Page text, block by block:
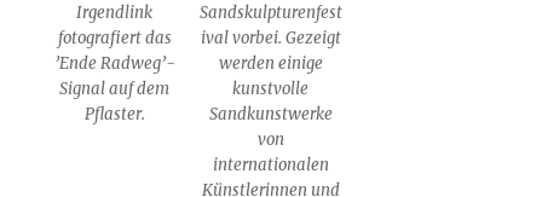
Irgendlink
fotografiert das
’Ende Radweg’-
Signal auf dem
Pflaster.
Sandskulpturenfest
ival vorbei. Gezeigt
werden einige
kunstvolle
Sandkunstwerke
von
internationalen
Künstlerinnen und